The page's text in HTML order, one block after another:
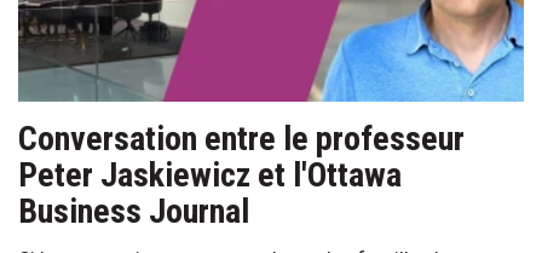
Conversation entre le professeur
Peter Jaskiewicz et l'Ottawa
Business Journal